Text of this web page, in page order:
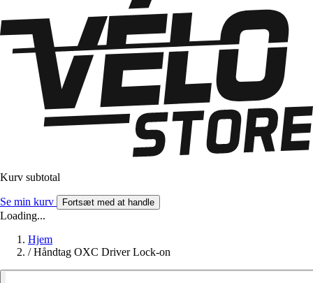
Kurv subtotal
Se min kurv Fortsæt med at handle
Loading...
Hjem
/ Håndtag OXC Driver Lock-on